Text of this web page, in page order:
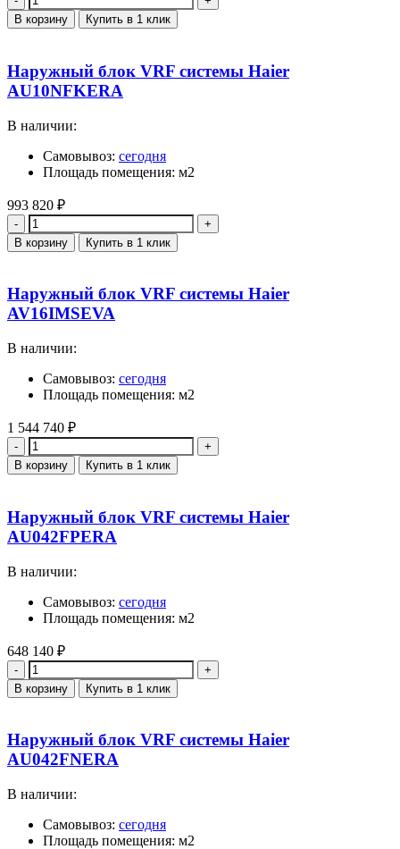
В корзину Купить в 1 клик
Наружный блок VRF системы Haier
AU10NFKERA
В наличии:
Самовывоз: сегодня
Площадь помещения: м2
993 820 ₽
Количество
В корзину Купить в 1 клик
Наружный блок VRF системы Haier
AV16IMSEVA
В наличии:
Самовывоз: сегодня
Площадь помещения: м2
1 544 740 ₽
Количество
В корзину Купить в 1 клик
Наружный блок VRF системы Haier
AU042FPERA
В наличии:
Самовывоз: сегодня
Площадь помещения: м2
648 140 ₽
Количество
В корзину Купить в 1 клик
Наружный блок VRF системы Haier
AU042FNERA
В наличии:
Самовывоз: сегодня
Площадь помещения: м2